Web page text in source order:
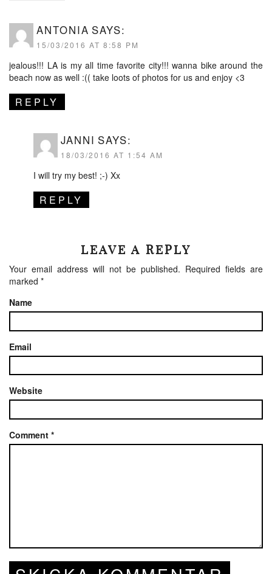
ANTONIA SAYS:
15/03/2016 AT 8:58 PM
jealous!!! LA is my all time favorite city!!! wanna bike around the
beach now as well :(( take loots of photos for us and enjoy <3
REPLY
JANNI SAYS:
18/03/2016 AT 1:54 AM
I will try my best! ;-) Xx
REPLY
LEAVE A REPLY
Your email address will not be published. Required fields are
marked *
Name
Email
Website
Comment *